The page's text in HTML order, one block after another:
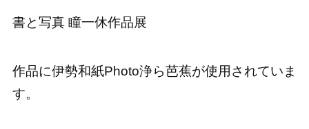
書と写真 瞳一休作品展
作品に伊勢和紙Photo浄ら芭蕉が使用されていま
す。